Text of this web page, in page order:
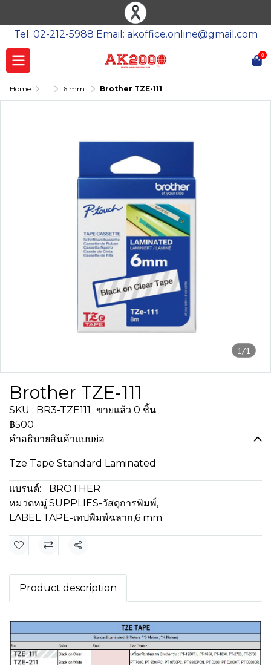
Tel: 02-212-5988 Email: akoffice.online@gmail.com
0
Home ... 6 mm. Brother TZE-111
1/1
Brother TZE-111
SKU : BR3-TZE111 ขายแล้ว 0 ชิ้น
฿500
คำอธิบายสินค้าแบบย่อ
Tze Tape Standard Laminated
แบรนด์:
BROTHER
หมวดหมู่:SUPPLIES-วัสดุการพิมพ์,
LABEL TAPE-เทปพิมพ์ฉลาก,6 mm.
แชร์
Product description